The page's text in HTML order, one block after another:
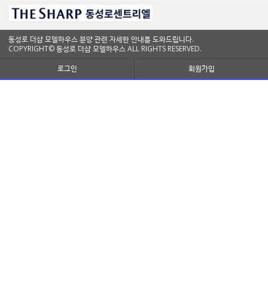
동성로 더샵 모델하우스 분양 관련 자세한 안내를 도와드립니다.
COPYRIGHT© 동성로 더샵 모델하우스 ALL RIGHTS RESERVED.
로그인
회원가입